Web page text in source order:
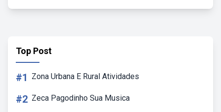
Top Post
#1 Zona Urbana E Rural Atividades
#2 Zeca Pagodinho Sua Musica